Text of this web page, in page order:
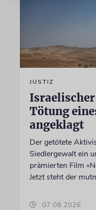
JUSTIZ
Israelischer
Tötung
angeklagt
Der getötete
Siedlergewalt ein
prämierten Film
Jetzt steht der
07.08.2026